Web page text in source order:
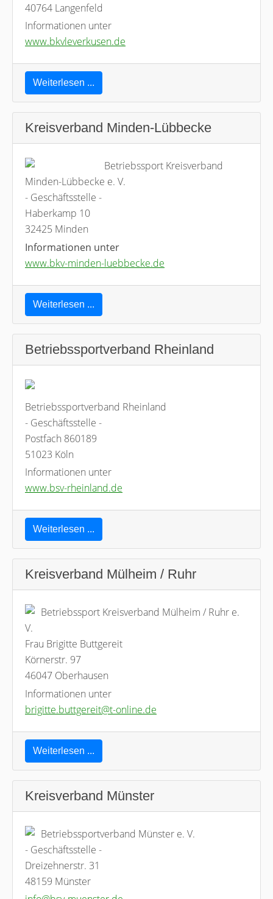
40764 Langenfeld
Informationen unter
www.bkvleverkusen.de
Weiterlesen ...
Kreisverband Minden-Lübbecke
Betriebssport Kreisverband
Minden-Lübbecke e. V.
- Geschäftsstelle -
Haberkamp 10
32425 Minden
Informationen unter
www.bkv-minden-luebbecke.de
Weiterlesen ...
Betriebssportverband Rheinland
Betriebssportverband Rheinland
- Geschäftsstelle -
Postfach 860189
51023 Köln
Informationen unter
www.bsv-rheinland.de
Weiterlesen ...
Kreisverband Mülheim / Ruhr
Betriebssport Kreisverband Mülheim / Ruhr e.
V.
Frau Brigitte Buttgereit
Körnerstr. 97
46047 Oberhausen
Informationen unter
brigitte.buttgereit@t-online.de
Weiterlesen ...
Kreisverband Münster
Betriebssportverband Münster e. V.
- Geschäftsstelle -
Dreizehnerstr. 31
48159 Münster